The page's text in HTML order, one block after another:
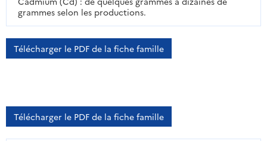
grammes selon les productions.
Télécharger le PDF de la fiche famille
Télécharger le PDF de la fiche famille